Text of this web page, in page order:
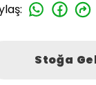
:
Stoğa